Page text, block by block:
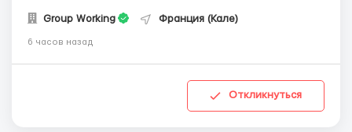
Group Working Франция (Кале)
6 часов назад
Откликнуться